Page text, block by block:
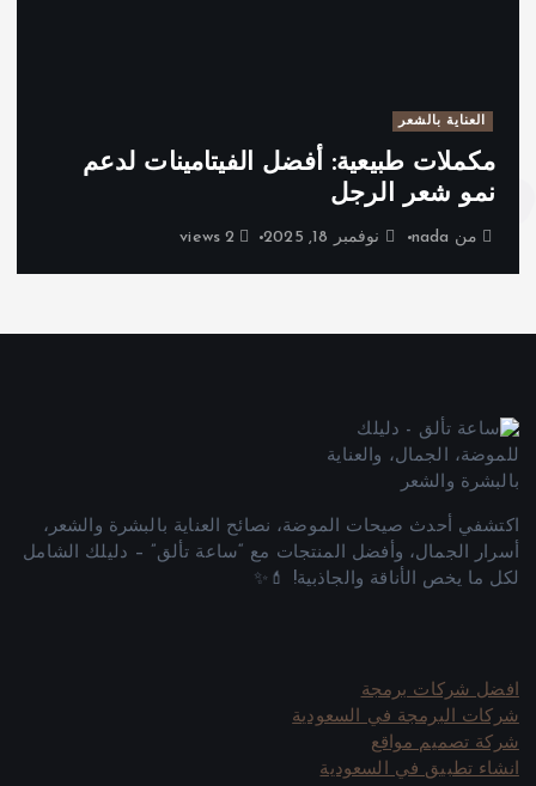
العناية بالشعر
مكملات طبيعية: أفضل الفيتامينات لدعم
نمو شعر الرجل
من nada نوفمبر 18, 2025
اكتشفي أحدث صيحات الموضة، نصائح العناية بالبشرة والشعر،
أسرار الجمال، وأفضل المنتجات مع “ساعة تألق” – دليلك الشامل
لكل ما يخص الأناقة والجاذبية! 💄✨
افضل شركات برمجة
شركات البرمجة في السعودية
شركة تصميم مواقع
انشاء تطبيق في السعودية